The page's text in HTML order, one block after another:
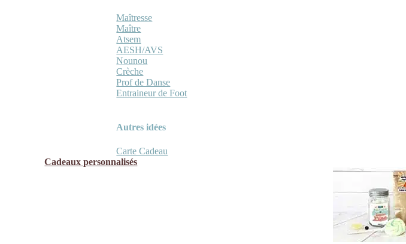
Maîtresse
Maître
Atsem
AESH/AVS
Nounou
Crèche
Prof de Danse
Entraineur de Foot
Autres idées
Carte Cadeau
Cadeaux personnalisés